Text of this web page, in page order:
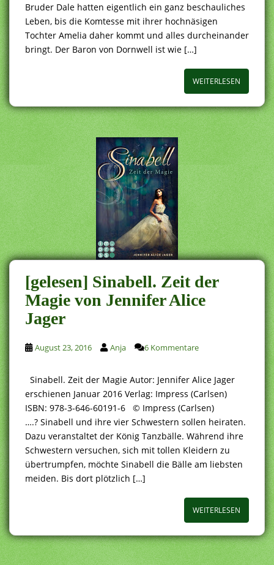
Bruder Dale hatten eigentlich ein ganz beschauliches
Leben, bis die Komtesse mit ihrer hochnäsigen
Tochter Amelia daher kommt und alles durcheinander
bringt. Der Baron von Dornwell ist wie […]
WEITERLESEN
[gelesen] Sinabell. Zeit der
Magie von Jennifer Alice
Jager
August 23, 2016 Anja 6 Kommentare
Sinabell. Zeit der Magie Autor: Jennifer Alice Jager
erschienen Januar 2016 Verlag: Impress (Carlsen)
ISBN: 978-3-646-60191-6 © Impress (Carlsen)
….? Sinabell und ihre vier Schwestern sollen heiraten.
Dazu veranstaltet der König Tanzbälle. Während ihre
Schwestern versuchen, sich mit tollen Kleidern zu
übertrumpfen, möchte Sinabell die Bälle am liebsten
meiden. Bis dort plötzlich […]
WEITERLESEN